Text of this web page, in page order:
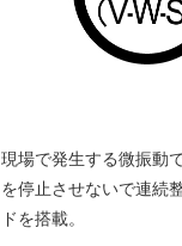
現場で発生する微振動
を停止させないで連続
ドを搭載。